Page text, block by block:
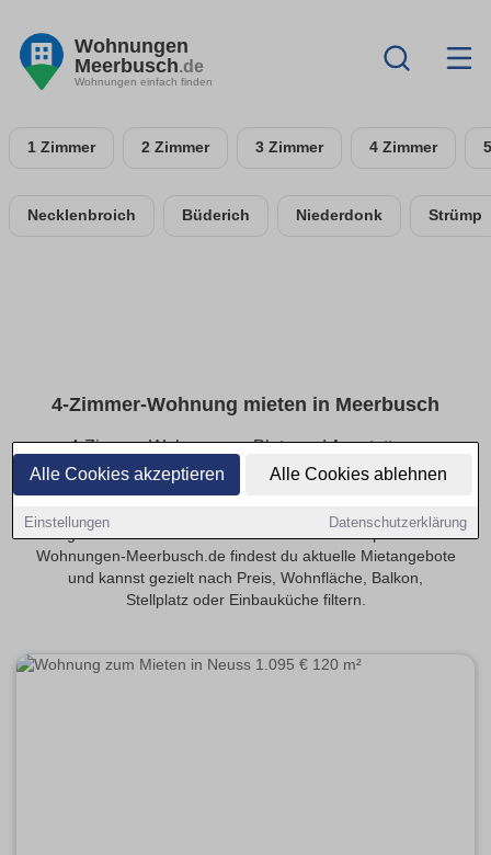
Alle Cookies akzeptieren Alle Cookies ablehnen
Einstellungen Datenschutzerklärung
Wohnungen
Meerbusch.de
Wohnungen einfach finden
1 Zimmer 2 Zimmer 3 Zimmer 4 Zimmer
Necklenbroich Büderich Niederdonk Strümp
4-Zimmer-Wohnung mieten in Meerbusch
4-Zimmer-Wohnungen: Platz und Ausstattung
vergleichen
größere Haushalte oder flexible Wohnkonzepte. Auf
Wohnungen-Meerbusch.de findest du aktuelle Mietangebote
und kannst gezielt nach Preis, Wohnfläche, Balkon,
Stellplatz oder Einbauküche filtern.